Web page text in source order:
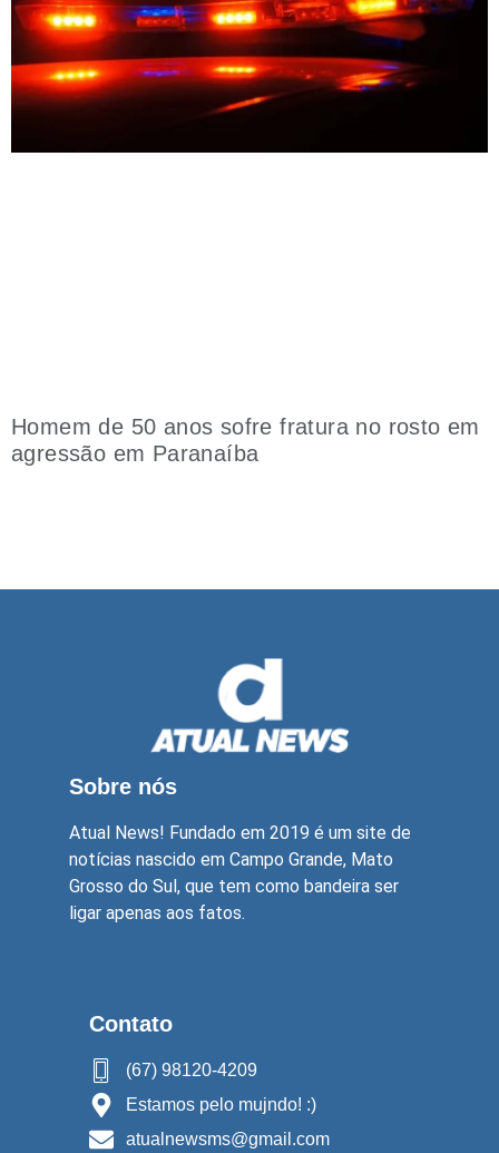
Homem de 50 anos sofre fratura no rosto em
agressão em Paranaíba
Sobre nós
Atual News! Fundado em 2019 é um site de
notícias nascido em Campo Grande, Mato
Grosso do Sul, que tem como bandeira ser
ligar apenas aos fatos.
Contato
(67) 98120-4209
Estamos pelo mujndo! :)
atualnewsms@gmail.com